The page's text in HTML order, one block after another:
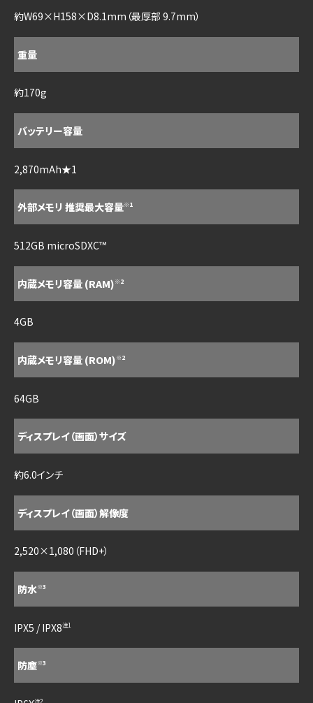
約W69×H158×D8.1mm（最厚部 9.7mm）
重量
約170g
バッテリー容量
2,870mAh★1
外部メモリ 推奨最大容量※1
512GB microSDXC™
内蔵メモリ容量 (RAM)※2
4GB
内蔵メモリ容量 (ROM)※2
64GB
ディスプレイ（画面）サイズ
約6.0インチ
ディスプレイ（画面）解像度
2,520×1,080（FHD+）
防水※3
IPX5 / IPX8注1
防塵※3
注2